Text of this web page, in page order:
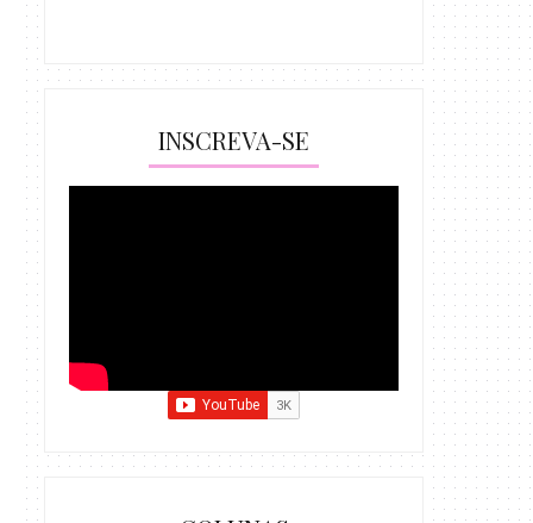
INSCREVA-SE